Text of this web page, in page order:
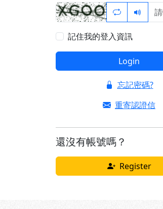
記住我的登入資訊
Login
忘記密碼?
重寄認證信
還沒有帳號嗎？
Register